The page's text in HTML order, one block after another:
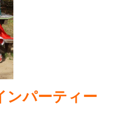
ンパーティー